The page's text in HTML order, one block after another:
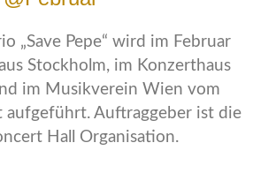
„Save Pepe“ wird im Februar
Stockholm, im Konzerthaus
im Musikverein Wien vom
aufgeführt. Auftraggeber ist die
Hall Organisation.